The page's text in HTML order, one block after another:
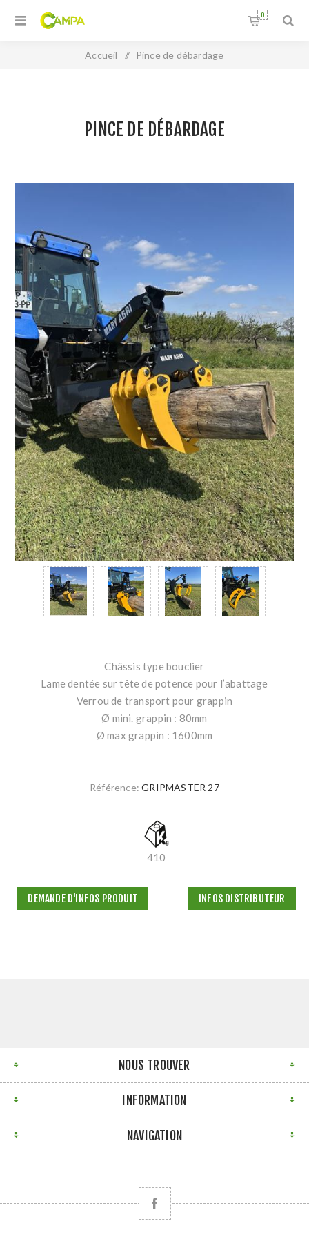
0
Accueil / Pince de débardage
PINCE DE DÉBARDAGE
Châssis type bouclier
Lame dentée sur tête de potence pour l’abattage
Verrou de transport pour grappin
Ø mini. grappin : 80mm
Ø max grappin : 1600mm
Référence: GRIPMASTER 27
410
DEMANDE D'INFOS PRODUIT INFOS DISTRIBUTEUR
NOUS TROUVER
INFORMATION
NAVIGATION